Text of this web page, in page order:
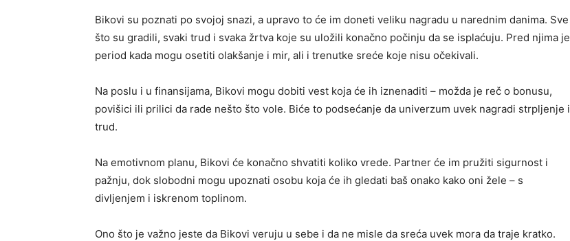
Bikovi su poznati po svojoj snazi, a upravo to će im doneti veliku nagradu u narednim danima. Sve
što su gradili, svaki trud i svaka žrtva koje su uložili konačno počinju da se isplaćuju. Pred njima je
period kada mogu osetiti olakšanje i mir, ali i trenutke sreće koje nisu očekivali.
Na poslu i u finansijama, Bikovi mogu dobiti vest koja će ih iznenaditi – možda je reč o bonusu,
povišici ili prilici da rade nešto što vole. Biće to podsećanje da univerzum uvek nagradi strpljenje i
trud.
Na emotivnom planu, Bikovi će konačno shvatiti koliko vrede. Partner će im pružiti sigurnost i
pažnju, dok slobodni mogu upoznati osobu koja će ih gledati baš onako kako oni žele – s
divljenjem i iskrenom toplinom.
Ono što je važno jeste da Bikovi veruju u sebe i da ne misle da sreća uvek mora da traje kratko.